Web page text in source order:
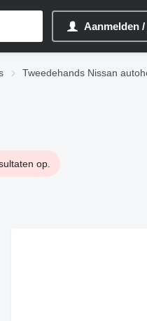
Aanmelden
Tweedehands Nissan
op.